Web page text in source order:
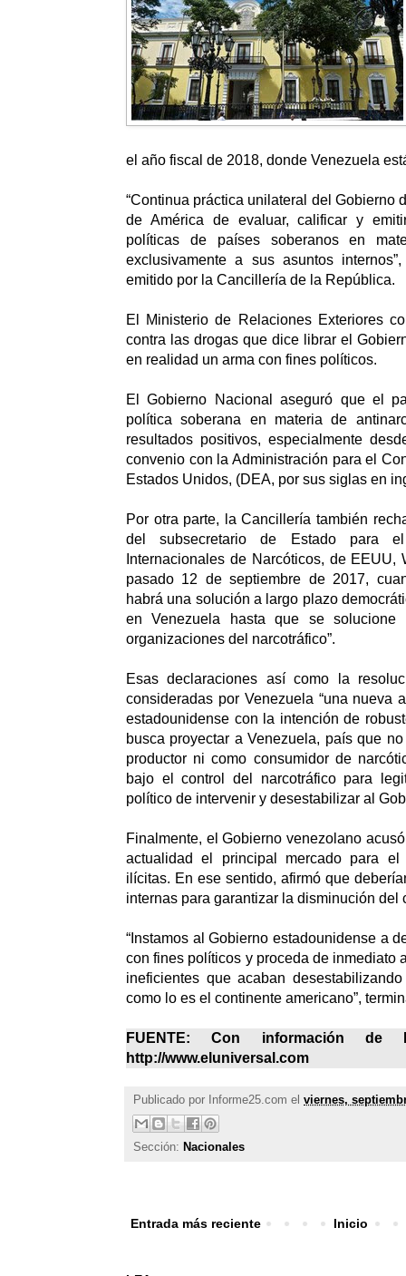
el año fiscal de 2018, donde Venezuela
“Continua práctica unilateral del Gobierno
de América de evaluar, calificar y
políticas de países soberanos en
exclusivamente a sus asuntos
emitido por la Cancillería de la República.
El Ministerio de Relaciones Exteriores
contra las drogas que dice librar el
en realidad un arma con fines políticos.
El Gobierno Nacional aseguró que el
política soberana en materia de
resultados positivos, especialmente
convenio con la Administración para el
Estados Unidos, (DEA, por sus siglas en
Por otra parte, la Cancillería también
del subsecretario de Estado para
Internacionales de Narcóticos, de EEUU,
pasado 12 de septiembre de 2017,
habrá una solución a largo plazo
en Venezuela hasta que se
organizaciones del narcotráfico”.
Esas declaraciones así como la
consideradas por Venezuela “una nueva
estadounidense con la intención de
busca proyectar a Venezuela, país que
productor ni como consumidor de
bajo el control del narcotráfico para
político de intervenir y desestabilizar al
Finalmente, el Gobierno venezolano
actualidad el principal mercado para el
ilícitas. En ese sentido, afirmó que
internas para garantizar la disminución del
“Instamos al Gobierno estadounidense a
con fines políticos y proceda de inmediato
ineficientes que acaban
como lo es el continente americano”,
FUENTE: Con información de
http://www.eluniversal.com
Publicado por Informe25.com el viernes,
Sección: Nacionales
Entrada más reciente Inicio